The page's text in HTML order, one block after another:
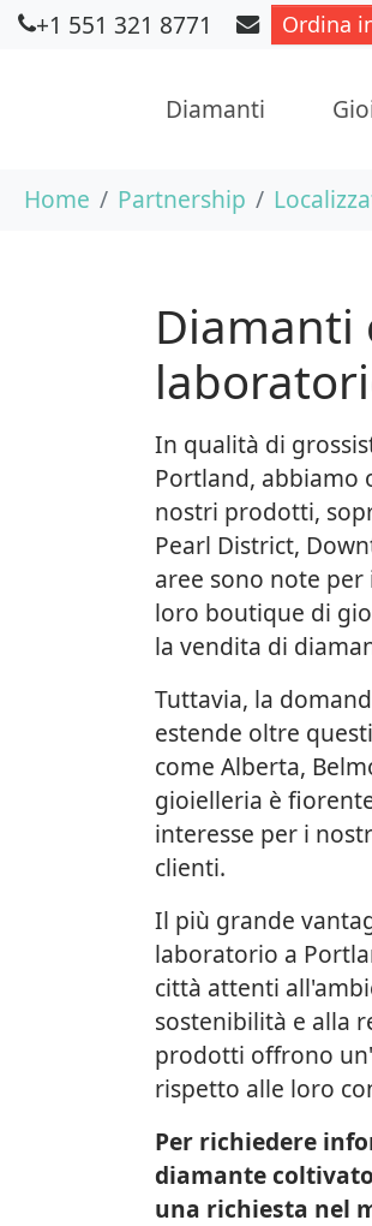
Skip to main content
+1 551 321 8771 Ordina
Diamanti
You are here:
Home Partnership
Diamanti
In qualità di
Portland, abbiamo
nostri prodotti,
Pearl District,
aree sono note
loro boutique di
la vendita di
Tuttavia, la
estende oltre
come Alberta,
gioielleria è
interesse per i
clienti.
Il più grande
laboratorio a
città attenti
sostenibilità e alla
prodotti offrono
rispetto alle loro
Per richiedere
diamante
una richiesta nel